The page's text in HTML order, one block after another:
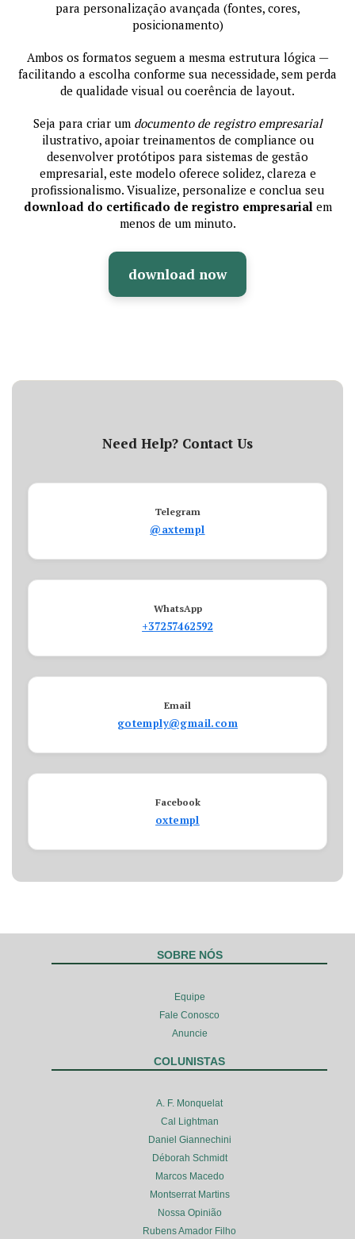
para personalização avançada (fontes, cores,
posicionamento)
Ambos os formatos seguem a mesma estrutura lógica —
facilitando a escolha conforme sua necessidade, sem perda
de qualidade visual ou coerência de layout.
Seja para criar um documento de registro empresarial
ilustrativo, apoiar treinamentos de compliance ou
desenvolver protótipos para sistemas de gestão
empresarial, este modelo oferece solidez, clareza e
profissionalismo. Visualize, personalize e conclua seu
download do certificado de registro empresarialem
menos de um minuto.
download now
Need Help? Contact Us
Telegram
@axtempl
WhatsApp
+37257462592
Email
gotemply@gmail.com
Facebook
oxtempl
SOBRE NÓS
Equipe
Fale Conosco
Anuncie
COLUNISTAS
A. F. Monquelat
Cal Lightman
Daniel Giannechini
Déborah Schmidt
Marcos Macedo
Montserrat Martins
Nossa Opinião
Rubens Amador Filho